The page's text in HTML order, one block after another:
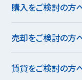
購入をご検討の方
売却をご検討の方
賃貸をご検討の方